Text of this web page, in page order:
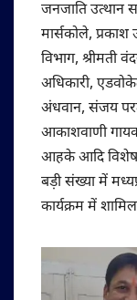
जनजाति उत्थान
मार्सकोले,
विभाग, श्रीमती
अधिकारी,
अंधवान, संजय
आकाशवाणी
आहके आदि विशेष
बड़ी संख्या में
कार्यक्रम में